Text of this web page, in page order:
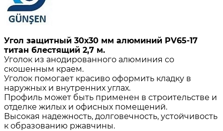
Угол защитный 30х30 мм алюминий PV65-17
титан блестящий 2,7 м.
Уголок из анодированного алюминия со
скошенным краем.
Уголок помогает красиво оформить кладку в
наружных и внутренних углах.
Профиль может быть применен в строительстве и
отделке жилых и офисных помещений.
Высокая надежность, долговечность, устойчивость
к образованию ржавчины.